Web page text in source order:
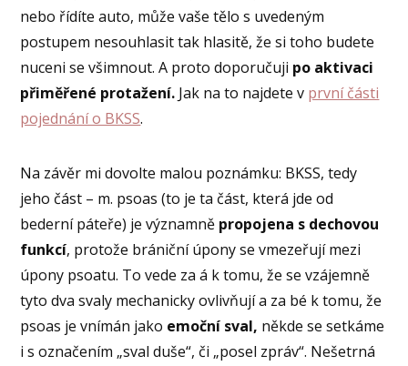
nebo řídíte auto, může vaše tělo s uvedeným
postupem nesouhlasit tak hlasitě, že si toho budete
nuceni se všimnout. A proto doporučuji po aktivaci
přiměřené protažení. Jak na to najdete v první části
pojednání o BKSS.
Na závěr mi dovolte malou poznámku: BKSS, tedy
jeho část – m. psoas (to je ta část, která jde od
bederní páteře) je významně propojena s dechovou
funkcí, protože brániční úpony se vmezeřují mezi
úpony psoatu. To vede za á k tomu, že se vzájemně
tyto dva svaly mechanicky ovlivňují a za bé k tomu, že
psoas je vnímán jako emoční sval, někde se setkáme
i s označením „sval duše“, či „posel zpráv“. Nešetrná